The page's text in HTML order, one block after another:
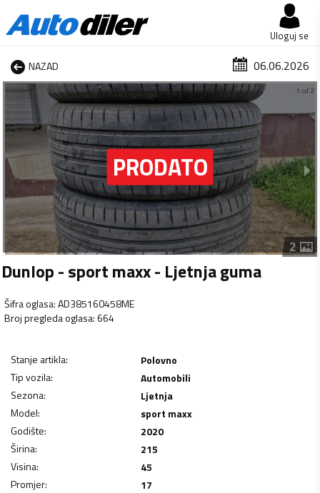
Uloguj se
NAZAD 06.06.2026
1 od 2
2
Dunlop - sport maxx - Ljetnja guma
Šifra oglasa:AD385160458ME
Broj pregleda oglasa:664
Stanje artikla:
Polovno
Tip vozila:
Automobili
Sezona:
Ljetnja
Model:
sport maxx
Godište:
2020
Širina:
215
Visina:
45
Promjer:
17